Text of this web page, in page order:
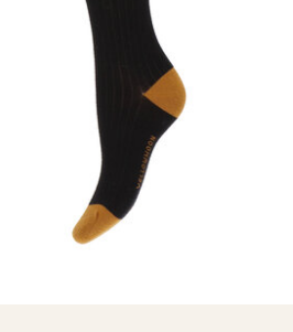
Hardloopsokken